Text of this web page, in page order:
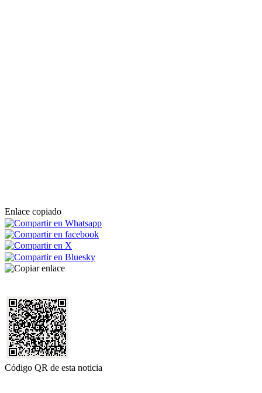
Enlace copiado
Código QR de esta noticia